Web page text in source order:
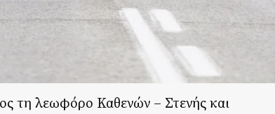
τη λεωφόρο Καθενών – Στενής και